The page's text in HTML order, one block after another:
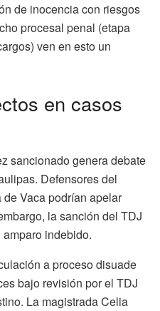
de inocencia con riesgos
procesal penal (etapa
ven en esto un
en casos
sancionado genera debate
Defensores del
Vaca podrían apelar
la sanción del TDJ
indebido.
a proceso disuade
bajo revisión por el TDJ
La magistrada Celia